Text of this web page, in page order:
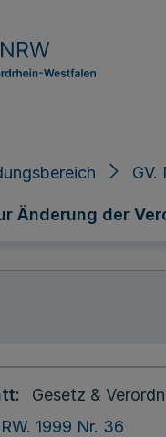
GV.
Änderung der
Gesetz &
1999 Nr. 36